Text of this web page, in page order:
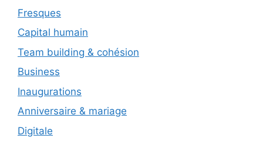
Fresques
Capital humain
Team building & cohésion
Business
Inaugurations
Anniversaire & mariage
Digitale